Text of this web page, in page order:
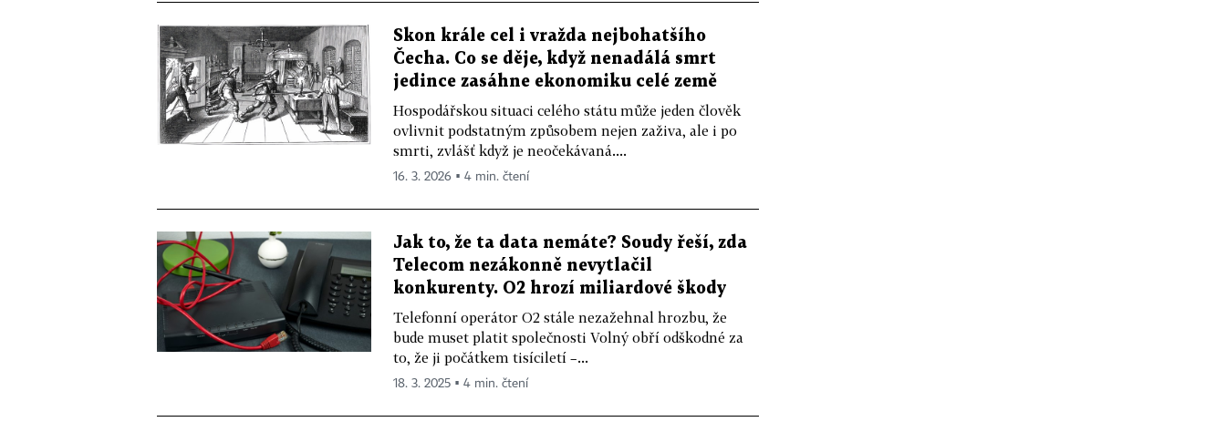
Skon krále cel i vražda nejbohatšího
Čecha. Co se děje, když nenadálá smrt
jedince zasáhne ekonomiku celé země
Hospodářskou situaci celého státu může jeden člověk
ovlivnit podstatným způsobem nejen zaživa, ale i po
smrti, zvlášť když je neočekávaná....
16. 3. 2026 ▪ 4 min. čtení
Jak to, že ta data nemáte? Soudy řeší, zda
Telecom nezákonně nevytlačil
konkurenty. O2 hrozí miliardové škody
Telefonní operátor O2 stále nezažehnal hrozbu, že
bude muset platit společnosti Volný obří odškodné za
to, že ji počátkem tisíciletí –...
18. 3. 2025 ▪ 4 min. čtení